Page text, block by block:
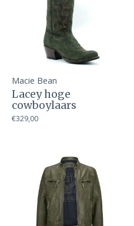
Macie Bean
Lacey hoge
cowboylaars
€329,00